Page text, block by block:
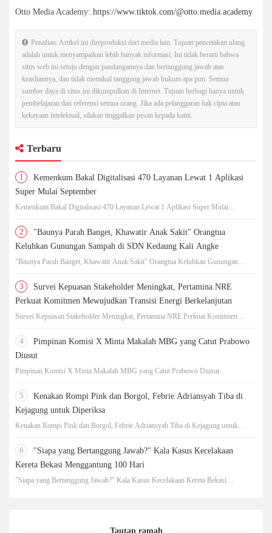
Otto Media Academy: https://www.tiktok.com/@otto.media.academy
Penafian: Artikel ini direproduksi dari media lain. Tujuan pencetakan ulang
adalah untuk menyampaikan lebih banyak informasi. Ini tidak berarti bahwa
situs web ini setuju dengan pandangannya dan bertanggung jawab atas
keasliannya, dan tidak memikul tanggung jawab hukum apa pun. Semua
sumber daya di situs ini dikumpulkan di Internet. Tujuan berbagi hanya untuk
pembelajaran dan referensi semua orang. Jika ada pelanggaran hak cipta atau
kekayaan intelektual, silakan tinggalkan pesan kepada kami.
Terbaru
1
Kemenkum Bakal Digitalisasi 470 Layanan Lewat 1 Aplikasi
Super Mulai September
Kemenkum Bakal Digitalisasi 470 Layanan Lewat 1 Aplikasi Super Mulai
2
"Baunya Parah Banget, Khawatir Anak Sakit" Orangtua
Keluhkan Gunungan Sampah di SDN Kedaung Kali Angke
"Baunya Parah Banget, Khawatir Anak Sakit" Orangtua Keluhkan Gunungan
3
Survei Kepuasan Stakeholder Meningkat, Pertamina NRE
Perkuat Komitmen Mewujudkan Transisi Energi Berkelanjutan
Survei Kepuasan Stakeholder Meningkat, Pertamina NRE Perkuat Komitmen
4
Pimpinan Komisi X Minta Makalah MBG yang Catut Prabowo
Diusut
Pimpinan Komisi X Minta Makalah MBG yang Catut Prabowo Diusut
5
Kenakan Rompi Pink dan Borgol, Febrie Adriansyah Tiba di
Kejagung untuk Diperiksa
Kenakan Rompi Pink dan Borgol, Febrie Adriansyah Tiba di Kejagung untuk
6
"Siapa yang Bertanggung Jawab?" Kala Kasus Kecelakaan
Kereta Bekasi Menggantung 100 Hari
"Siapa yang Bertanggung Jawab?" Kala Kasus Kecelakaan Kereta Bekasi
Tautan ramah